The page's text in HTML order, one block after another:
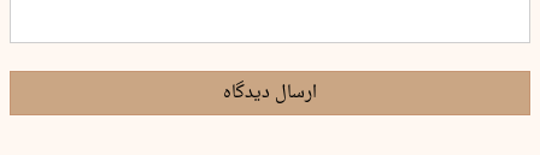
ارسال دیدگاه